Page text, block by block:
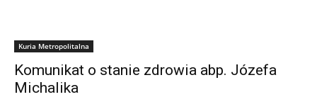
Kuria Metropolitalna
Komunikat o stanie zdrowia abp. Józefa
Michalika